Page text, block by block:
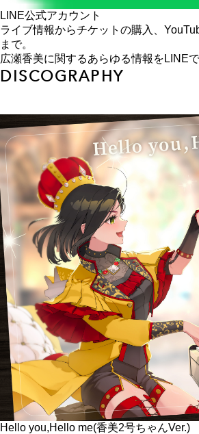
LINE公式アカウント
ライブ情報からチケットの購入、
まで。
広瀬香美に関するあらゆる情報をLINE
DISCOGRAPHY
Hello you,Hello me(香美2号ちゃんVer.)